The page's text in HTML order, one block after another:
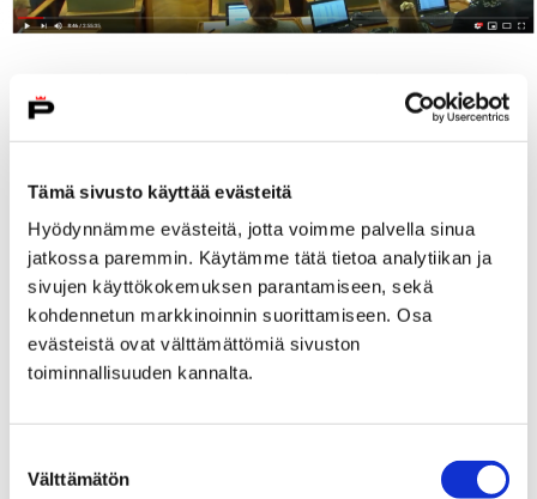
Tämä sivusto käyttää evästeitä
Hyödynnämme evästeitä, jotta voimme palvella sinua
jatkossa paremmin. Käytämme tätä tietoa analytiikan ja
sivujen käyttökokemuksen parantamiseen, sekä
kohdennetun markkinoinnin suorittamiseen. Osa
evästeistä ovat välttämättömiä sivuston
toiminnallisuuden kannalta.
valinta
Välttämätön
Lähetystä pääsee seuraamaan osoitteesta
pori.fi/valtuustolive.
Kokous järjestetään maanantaina 18. toukokuuta kello
18 alkaen. Kokouksessa käsitellään muun muassa Pori-
sopimuksen mukaisen organisaatiouudistuksen
vaikutusten ja johtamisjärjestelmän arviointia,
joukkoliikenteen järjestämisvaihtoehtojen selvityksen
hankintaa sekä äänestysaluejakoa. Esityslista on
julkaistuverkossa.
Koronaepidemian vuoksi suositellaan, että julkista
Kuntalaisilla on mahdollisuus seurata kokousta myös